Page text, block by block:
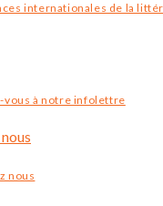
internationales de la
vous à notre infolettre
nous